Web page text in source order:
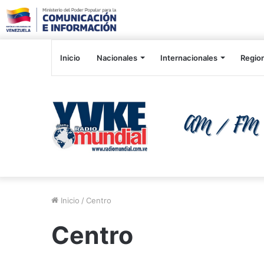
Inicio Nacionales Internacionales
Inicio / Centro
Centro